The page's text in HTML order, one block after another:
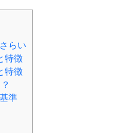
らい
特徴
特徴
準